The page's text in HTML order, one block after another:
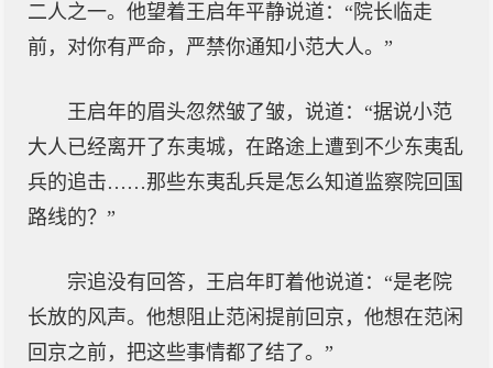
二人之一。他望着王启年平静说道：“院长临走
前，对你有严命，严禁你通知小范大人。”
王启年的眉头忽然皱了皱，说道：“据说小范
大人已经离开了东夷城，在路途上遭到不少东夷乱
兵的追击……那些东夷乱兵是怎么知道监察院回国
路线的？”
宗追没有回答，王启年盯着他说道：“是老院
长放的风声。他想阻止范闲提前回京，他想在范闲
回京之前，把这些事情都了结了。”